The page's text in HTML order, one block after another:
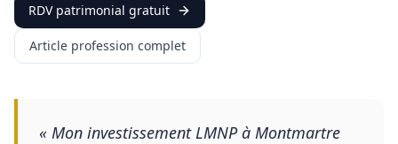
RDV patrimonial gratuit
Article profession complet
« Mon investissement LMNP à Montmartre